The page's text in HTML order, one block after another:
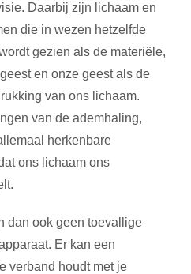
Daarbij zijn lichaam en
die in wezen hetzelfde
gezien als de materiële,
en onze geest als de
van ons lichaam.
van de ademhaling,
herkenbare
ons lichaam ons
dan ook geen toevallige
Er kan een
verband houdt met je